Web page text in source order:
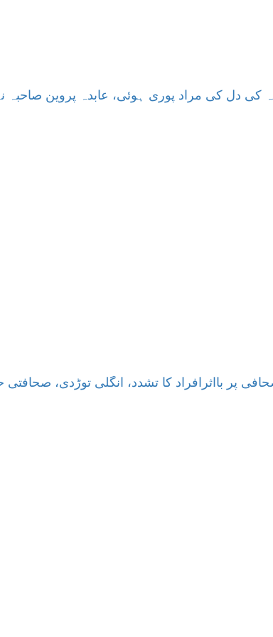
کی دل کی مراد پوری ہوئی، عابدہ پروین صاحبہ
پر بااثرافراد کا تشدد، انگلی توڑدی،